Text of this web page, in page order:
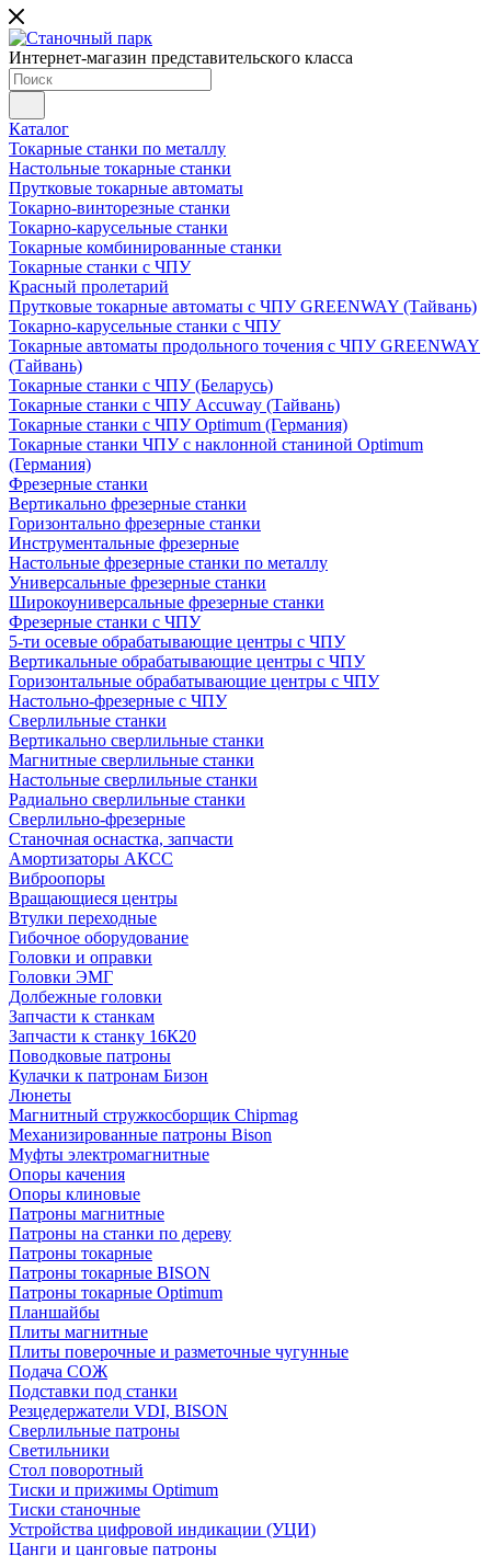
Интернет-магазин представительского класса
Каталог
Токарные станки по металлу
Настольные токарные станки
Прутковые токарные автоматы
Токарно-винторезные станки
Токарно-карусельные станки
Токарные комбинированные станки
Токарные станки с ЧПУ
Красный пролетарий
Прутковые токарные автоматы с ЧПУ GREENWAY (Тайвань)
Токарно-карусельные станки с ЧПУ
Токарные автоматы продольного точения с ЧПУ GREENWAY
(Тайвань)
Токарные станки с ЧПУ (Беларусь)
Токарные станки с ЧПУ Accuway (Тайвань)
Токарные станки с ЧПУ Optimum (Германия)
Токарные станки ЧПУ с наклонной станиной Optimum
(Германия)
Фрезерные станки
Вертикально фрезерные станки
Горизонтально фрезерные станки
Инструментальные фрезерные
Настольные фрезерные станки по металлу
Универсальные фрезерные станки
Широкоуниверсальные фрезерные станки
Фрезерные станки с ЧПУ
5-ти осевые обрабатывающие центры с ЧПУ
Вертикальные обрабатывающие центры с ЧПУ
Горизонтальные обрабатывающие центры с ЧПУ
Настольно-фрезерные с ЧПУ
Сверлильные станки
Вертикально сверлильные станки
Магнитные сверлильные станки
Настольные сверлильные станки
Радиально сверлильные станки
Сверлильно-фрезерные
Станочная оснастка, запчасти
Амортизаторы АКСС
Виброопоры
Вращающиеся центры
Втулки переходные
Гибочное оборудование
Головки и оправки
Головки ЭМГ
Долбежные головки
Запчасти к станкам
Запчасти к станку 16К20
Поводковые патроны
Кулачки к патронам Бизон
Люнеты
Магнитный стружкосборщик Chipmag
Механизированные патроны Bison
Муфты электромагнитные
Опоры качения
Опоры клиновые
Патроны магнитные
Патроны на станки по дереву
Патроны токарные
Патроны токарные BISON
Патроны токарные Optimum
Планшайбы
Плиты магнитные
Плиты поверочные и разметочные чугунные
Подача СОЖ
Подставки под станки
Резцедержатели VDI, BISON
Сверлильные патроны
Светильники
Стол поворотный
Тиски и прижимы Optimum
Тиски станочные
Устройства цифровой индикации (УЦИ)
Цанги и цанговые патроны